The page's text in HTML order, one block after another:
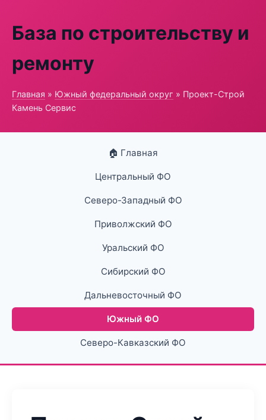
База по строительству и
ремонту
Главная » Южный федеральный округ » Проект-Строй
Камень Сервис
🏠 Главная
Центральный ФО
Северо-Западный ФО
Приволжский ФО
Уральский ФО
Сибирский ФО
Дальневосточный ФО
Южный ФО
Северо-Кавказский ФО